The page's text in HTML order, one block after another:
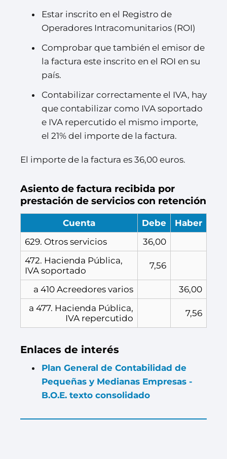
Estar inscrito en el Registro de
Operadores Intracomunitarios (ROI)
Comprobar que también el emisor de
la factura este inscrito en el ROI en su
país.
Contabilizar correctamente el IVA, hay
que contabilizar como IVA soportado
e IVA repercutido el mismo importe,
el 21% del importe de la factura.
El importe de la factura es 36,00 euros.
Asiento de factura recibida por
prestación de servicios con retención
Cuenta Debe
Haber
629. Otros servicios
36,00
472. Hacienda Pública,
IVA soportado
7,56
a 410 Acreedores varios
36,00
a 477. Hacienda Pública,
IVA repercutido
7,56
Enlaces de interés
Plan General de Contabilidad de
Pequeñas y Medianas Empresas -
B.O.E. texto consolidado